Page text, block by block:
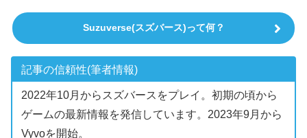
Suzuverse(スズバース)って何？
記事の信頼性(筆者情報)
2022年10月からスズバースをプレイ。初期の頃から
ゲームの最新情報を発信しています。2023年9月から
Vyvoを開始。